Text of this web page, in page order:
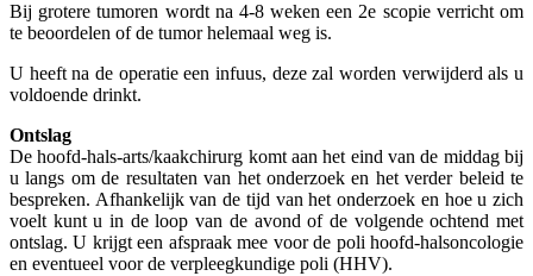
Bij grotere tumoren wordt na 4-8 weken een 2e scopie verricht om
te beoordelen of de tumor helemaal weg is.
U heeft na de operatie een infuus, deze zal worden verwijderd als u
voldoende drinkt.
Ontslag
De hoofd-hals-arts/kaakchirurg komt aan het eind van de middag bij
u langs om de resultaten van het onderzoek en het verder beleid te
bespreken. Afhankelijk van de tijd van het onderzoek en hoe u zich
voelt kunt u in de loop van de avond of de volgende ochtend met
ontslag. U krijgt een afspraak mee voor de poli hoofd-halsoncologie
en eventueel voor de verpleegkundige poli (HHV).